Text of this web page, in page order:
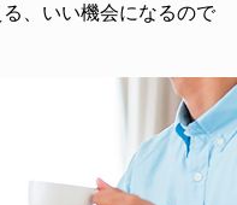
、いい機会になるので